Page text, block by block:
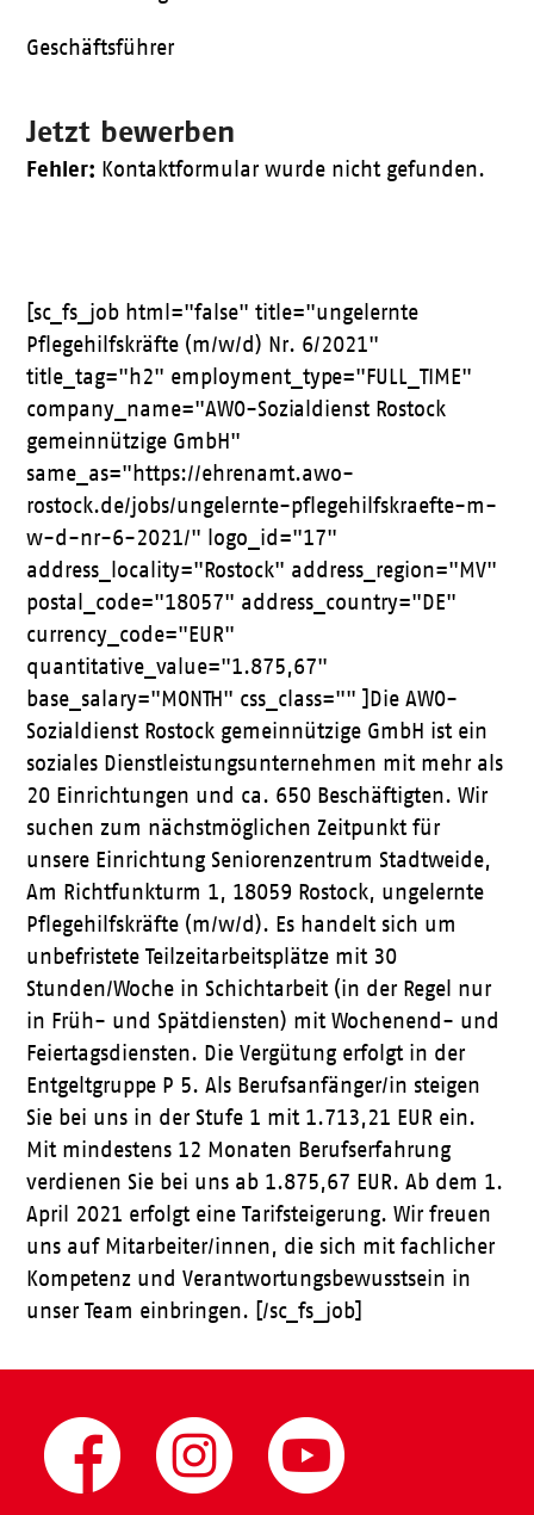
Geschäftsführer
Jetzt bewerben
Fehler: Kontaktformular wurde nicht gefunden.
[sc_fs_job html="false" title="ungelernte
Pflegehilfskräfte (m/w/d) Nr. 6/2021"
title_tag="h2" employment_type="FULL_TIME"
company_name="AWO-Sozialdienst Rostock
gemeinnützige GmbH"
same_as="https://ehrenamt.awo-
rostock.de/jobs/ungelernte-pflegehilfskraefte-m-
w-d-nr-6-2021/" logo_id="17"
address_locality="Rostock" address_region="MV"
postal_code="18057" address_country="DE"
currency_code="EUR"
quantitative_value="1.875,67"
base_salary="MONTH" css_class="" ]Die AWO-
Sozialdienst Rostock gemeinnützige GmbH ist ein
soziales Dienstleistungsunternehmen mit mehr als
20 Einrichtungen und ca. 650 Beschäftigten. Wir
suchen zum nächstmöglichen Zeitpunkt für
unsere Einrichtung Seniorenzentrum Stadtweide,
Am Richtfunkturm 1, 18059 Rostock, ungelernte
Pflegehilfskräfte (m/w/d). Es handelt sich um
unbefristete Teilzeitarbeitsplätze mit 30
Stunden/Woche in Schichtarbeit (in der Regel nur
in Früh- und Spätdiensten) mit Wochenend- und
Feiertagsdiensten. Die Vergütung erfolgt in der
Entgeltgruppe P 5. Als Berufsanfänger/in steigen
Sie bei uns in der Stufe 1 mit 1.713,21 EUR ein.
Mit mindestens 12 Monaten Berufserfahrung
verdienen Sie bei uns ab 1.875,67 EUR. Ab dem 1.
April 2021 erfolgt eine Tarifsteigerung. Wir freuen
uns auf Mitarbeiter/innen, die sich mit fachlicher
Kompetenz und Verantwortungsbewusstsein in
unser Team einbringen. [/sc_fs_job]